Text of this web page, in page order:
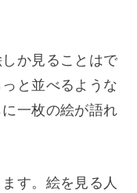
か見ることはで
と並べるような
一枚の絵が語れ
す。絵を見る人